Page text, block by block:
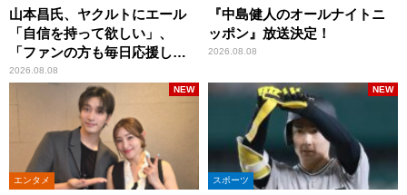
山本昌氏、ヤクルトにエール
「自信を持って欲しい」、
「ファンの方も毎日応援して
くれています」
2026.08.08
『中島健人のオールナイトニ
ッポン』放送決定！
2026.08.08
エンタメ
NEW
スポーツ
NEW